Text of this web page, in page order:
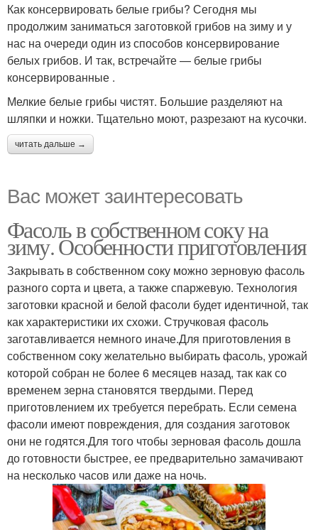
Как консервировать белые грибы? Сегодня мы
продолжим заниматься заготовкой грибов на зиму и у
нас на очереди один из способов консервирование
белых грибов. И так, встречайте — белые грибы
консервированные .
Мелкие белые грибы чистят. Большие разделяют на
шляпки и ножки. Тщательно моют, разрезают на кусочки.
читать дальше →
Вас может заинтересовать
Фасоль в собственном соку на
зиму. Особенности приготовления
Закрывать в собственном соку можно зерновую фасоль
разного сорта и цвета, а также спаржевую. Технология
заготовки красной и белой фасоли будет идентичной, так
как характеристики их схожи. Стручковая фасоль
заготавливается немного иначе.Для приготовления в
собственном соку желательно выбирать фасоль, урожай
которой собран не более 6 месяцев назад, так как со
временем зерна становятся твердыми. Перед
приготовлением их требуется перебрать. Если семена
фасоли имеют повреждения, для создания заготовок
они не годятся.Для того чтобы зерновая фасоль дошла
до готовности быстрее, ее предварительно замачивают
на несколько часов или даже на ночь.